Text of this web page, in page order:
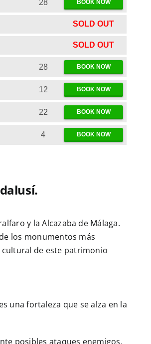
y la Alcazaba de Málaga.
los monumentos más
de este patrimonio
una fortaleza que se alza en la
posibles ataques enemigos.